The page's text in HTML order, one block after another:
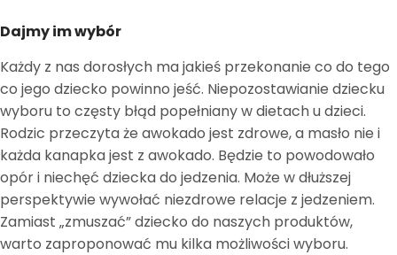
Dajmy im wybór
Każdy z nas dorosłych ma jakieś przekonanie co do tego
co jego dziecko powinno jeść. Niepozostawianie dziecku
wyboru to częsty błąd popełniany w dietach u dzieci.
Rodzic przeczyta że awokado jest zdrowe, a masło nie i
każda kanapka jest z awokado. Będzie to powodowało
opór i niechęć dziecka do jedzenia. Może w dłuższej
perspektywie wywołać niezdrowe relacje z jedzeniem.
Zamiast „zmuszać” dziecko do naszych produktów,
warto zaproponować mu kilka możliwości wyboru.